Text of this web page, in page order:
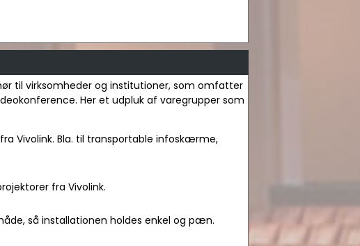
til virksomheder og institutioner, som omfatter
Her et udpluk af varegrupper som
Vivolink. Bla. til transportable infoskærme,
fra Vivolink.
så installationen holdes enkel og pæn.